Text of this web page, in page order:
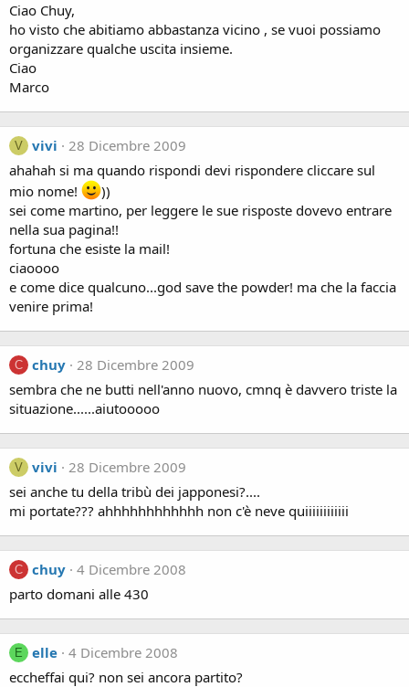
Ciao Chuy,
ho visto che abitiamo abbastanza vicino , se vuoi possiamo
organizzare qualche uscita insieme.
Ciao
Marco
V vivi
28 Dicembre 2009
ahahah si ma quando rispondi devi rispondere cliccare sul
mio nome!
))
sei come martino, per leggere le sue risposte dovevo entrare
nella sua pagina!!
fortuna che esiste la mail!
ciaoooo
e come dice qualcuno...god save the powder! ma che la faccia
venire prima!
C chuy 28 Dicembre 2009
sembra che ne butti nell'anno nuovo, cmnq è davvero triste la
situazione......aiutooooo
V vivi
28 Dicembre 2009
sei anche tu della tribù dei japponesi?....
mi portate??? ahhhhhhhhhhhh non c'è neve quiiiiiiiiiiii
C chuy 4 Dicembre 2008
parto domani alle 430
E elle 4 Dicembre 2008
eccheffai qui? non sei ancora partito?